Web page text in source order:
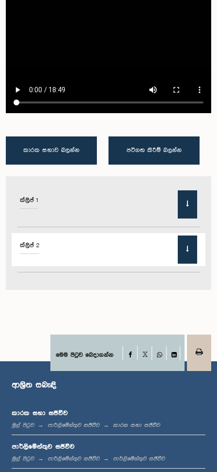
කාරක සභාව බලන්න පටිගත කිරීම් බලන්න
ක්ලිප් 1
ක්ලිප් 2
මෙම පිටුව බෙදාගන්න Facebook
WhatsApp
LinkedIn
ආශ්‍රිත සබැඳි
කාරක සභා සජීවීව
මුල් පිටුව පාර්ලිමේන්තුව සජීවීව කාරක සභා සජීවීව
පාර්ලිමේන්තුව සජීවීව
මුල් පිටුව පාර්ලිමේන්තුව සජීවීව පාර්ලිමේන්තුව සජීවීව